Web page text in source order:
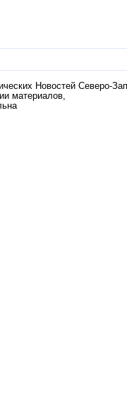
Новостей Северо-
материалов,